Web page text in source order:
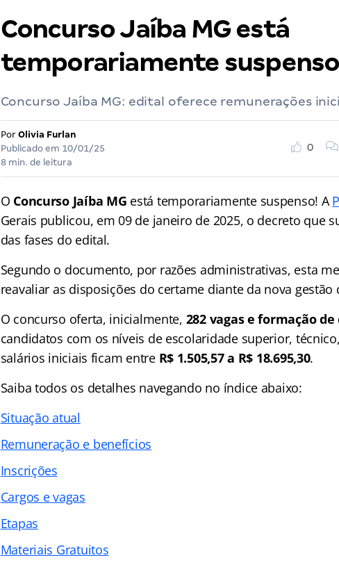
Concurso Jaíba MG está
temporariamente
Concurso Jaíba MG: edital oferece remunerações
Por Olivia Furlan
Publicado em 10/01/25
8 min. de leitura
0
O Concurso Jaíba MG está temporariamente suspenso! A
Gerais publicou, em 09 de janeiro de 2025, o decreto que
das fases do edital.
Segundo o documento, por razões administrativas, esta
reavaliar as disposições do certame diante da nova
O concurso oferta, inicialmente, 282 vagas e formação
candidatos com os níveis de escolaridade superior,
salários iniciais ficam entre R$ 1.505,57 a R$ 18.695,30.
Saiba todos os detalhes navegando no índice abaixo:
Situação atual
Remuneração e benefícios
Inscrições
Cargos e vagas
Etapas
Materiais Gratuitos